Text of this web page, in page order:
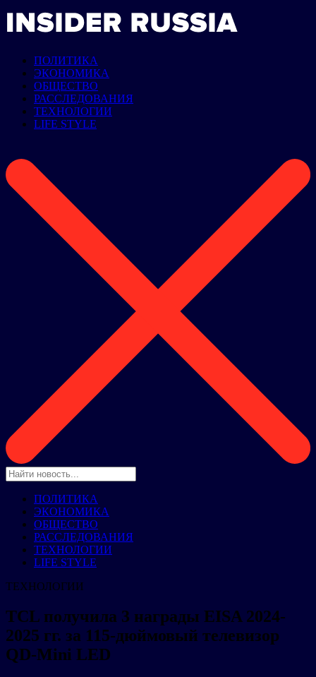
ПОЛИТИКА
ЭКОНОМИКА
ОБЩЕСТВО
РАССЛЕДОВАНИЯ
ТЕХНОЛОГИИ
LIFE STYLE
ПОЛИТИКА
ЭКОНОМИКА
ОБЩЕСТВО
РАССЛЕДОВАНИЯ
ТЕХНОЛОГИИ
LIFE STYLE
ТЕХНОЛОГИИ
TCL получила 3 награды EISA 2024-
2025 гг. за 115-дюймовый телевизор
QD-Mini LED